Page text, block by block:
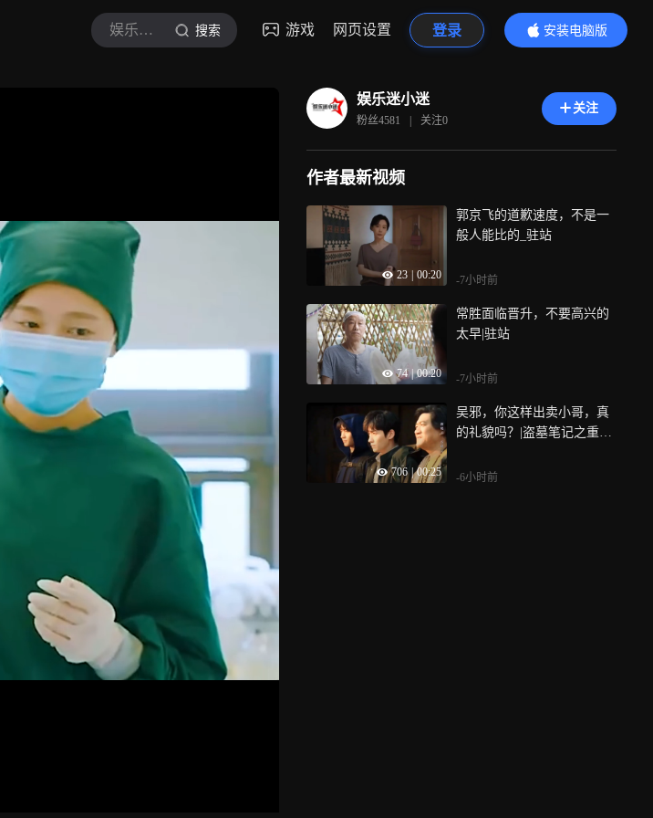
娱乐迷小迷 搜索 游戏 网页设置 登录
安装电脑版
内容更精彩
娱乐迷小迷
粉丝4581 | 关注0
关注
作者最新视频
23 00:20
郭京飞的道歉速度，不是一
般人能比的_驻站
-7小时前
74 | 00:20
常胜面临晋升，不要高兴的
太早|驻站
-7小时前
706 | 00:25
吴邪，你这样出卖小哥，真
的礼貌吗？|盗墓笔记之重启
-6小时前